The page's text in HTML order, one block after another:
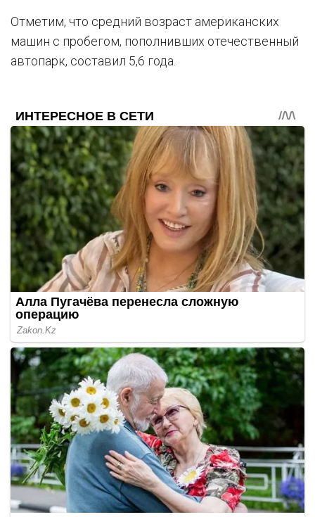
Отметим, что средний возраст американских
машин с пробегом, пополнивших отечественный
автопарк, составил 5,6 года.